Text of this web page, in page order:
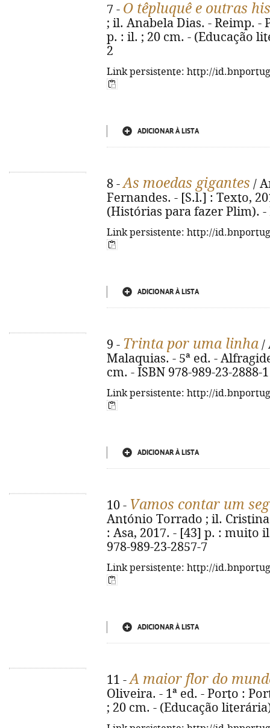
7 - O têpluquê e outras
; il. Anabela Dias. - Reimp. -
p. : il. ; 20 cm. - (Educação
2
Link persistente: http://
ADICIONAR À LISTA
8 -As moedas gigantes /
Fernandes. - [S.l.] : Texto,
(Histórias para fazer Plim). -
Link persistente: http://
ADICIONAR À LISTA
9 - Trinta por uma linha /
Malaquias. - 5ª ed. -
cm. - ISBN 978-989-23-2888-1
Link persistente: http://
ADICIONAR À LISTA
10 - Vamos contar um
António Torrado ; il.
: Asa, 2017. - [43] p. : muito
978-989-23-2857-7
Link persistente: http://
ADICIONAR À LISTA
11 -A maior flor do
Oliveira. - 1ª ed. - Porto :
; 20 cm. - (Educação